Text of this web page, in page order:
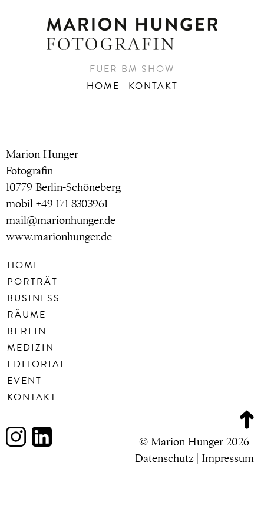
FUER BM SHOW
HOME
KONTAKT
Marion Hunger
Fotografin
10779 Berlin-Schöneberg
mobil +49 171 8303961
mail@marionhunger.de
www.marionhunger.de
HOME
PORTRÄT
BUSINESS
RÄUME
BERLIN
MEDIZIN
EDITORIAL
EVENT
KONTAKT
© Marion Hunger 2026 |
Datenschutz Impressum